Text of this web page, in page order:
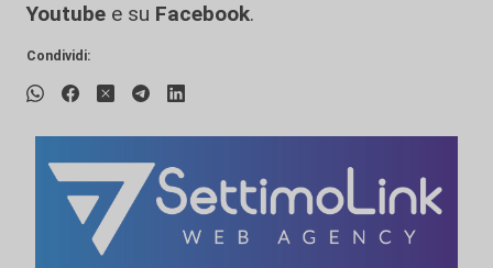
Youtube e su Facebook.
Condividi: